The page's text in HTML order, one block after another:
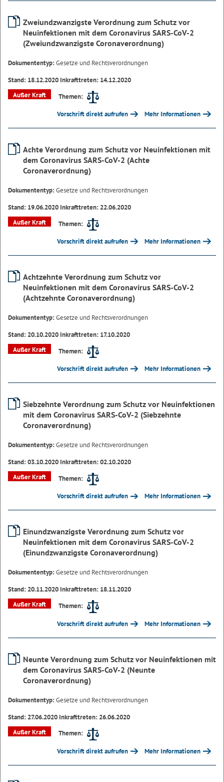
Zweiundzwanzigste Verordnung zum Schutz vor
Neuinfektionen mit dem Coronavirus SARS-CoV-2
(Zweiundzwanzigste Coronaverordnung)
Dokumententyp:Gesetze und Rechtsverordnungen
Stand: 18.12.2020 Inkrafttreten: 14.12.2020
Außer Kraft
Themen:
Vorschrift direkt aufrufen Mehr Informationen
Achte Verordnung zum Schutz vor Neuinfektionen mit
dem Coronavirus SARS-CoV-2 (Achte
Coronaverordnung)
Dokumententyp:Gesetze und Rechtsverordnungen
Stand: 19.06.2020 Inkrafttreten: 22.06.2020
Außer Kraft
Themen:
Vorschrift direkt aufrufen Mehr Informationen
Achtzehnte Verordnung zum Schutz vor
Neuinfektionen mit dem Coronavirus SARS-CoV-2
(Achtzehnte Coronaverordnung)
Dokumententyp:Gesetze und Rechtsverordnungen
Stand: 20.10.2020 Inkrafttreten: 17.10.2020
Außer Kraft
Themen:
Vorschrift direkt aufrufen Mehr Informationen
Siebzehnte Verordnung zum Schutz vor Neuinfektionen
mit dem Coronavirus SARS-CoV-2 (Siebzehnte
Coronaverordnung)
Dokumententyp:Gesetze und Rechtsverordnungen
Stand: 03.10.2020 Inkrafttreten: 02.10.2020
Außer Kraft
Themen:
Vorschrift direkt aufrufen Mehr Informationen
Einundzwanzigste Verordnung zum Schutz vor
Neuinfektionen mit dem Coronavirus SARS-CoV-2
(Einundzwanzigste Coronaverordnung)
Dokumententyp:Gesetze und Rechtsverordnungen
Stand: 20.11.2020 Inkrafttreten: 18.11.2020
Außer Kraft
Themen:
Vorschrift direkt aufrufen Mehr Informationen
Neunte Verordnung zum Schutz vor Neuinfektionen mit
dem Coronavirus SARS-CoV-2 (Neunte
Coronaverordnung)
Dokumententyp:Gesetze und Rechtsverordnungen
Stand: 27.06.2020 Inkrafttreten: 26.06.2020
Außer Kraft
Themen:
Vorschrift direkt aufrufen Mehr Informationen